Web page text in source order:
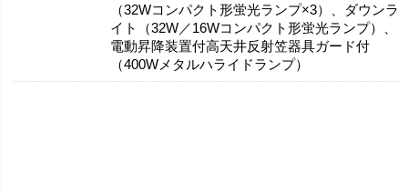
（32Wコンパクト形蛍光ランプ×3）、ダウンラ
イト（32W／16Wコンパクト形蛍光ランプ）、
電動昇降装置付高天井反射笠器具ガード付
（400Wメタルハライドランプ）